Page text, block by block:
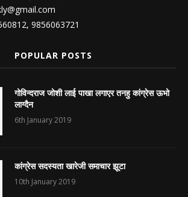
560812, 9856063721
POPULAR POSTS
गोविन्दराज जोशी लाई पाखा लगाएर तनहु कांग्रेस ऊभो
लाग्दैन
6th January 2019
कांग्रेस सदस्यता खारेजी समाचार झूटा
10th January 2019